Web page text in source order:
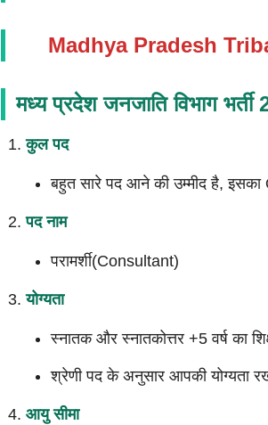
Madhya Pradesh
मध्य प्रदेश जनजाति विभाग
कुल पद
बहुत सारे पद आने की उम्मीद है,
पद नाम
परामर्शी(Consultant)
योग्यता
स्नातक और स्नातकोत्तर +5 वर्ष का
श्रेणी पद के अनुसार आपकी योग्यता
आयु सीमा